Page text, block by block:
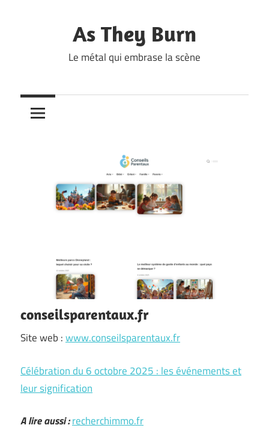
As They Burn
Le métal qui embrase la scène
conseilsparentaux.fr
Site web :www.conseilsparentaux.fr
Célébration du 6 octobre 2025 : les événements et
leur signification
A lire aussi :recherchimmo.fr